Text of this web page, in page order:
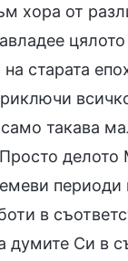
хора от
старата
такава
делото
периоди
в
думите Си в